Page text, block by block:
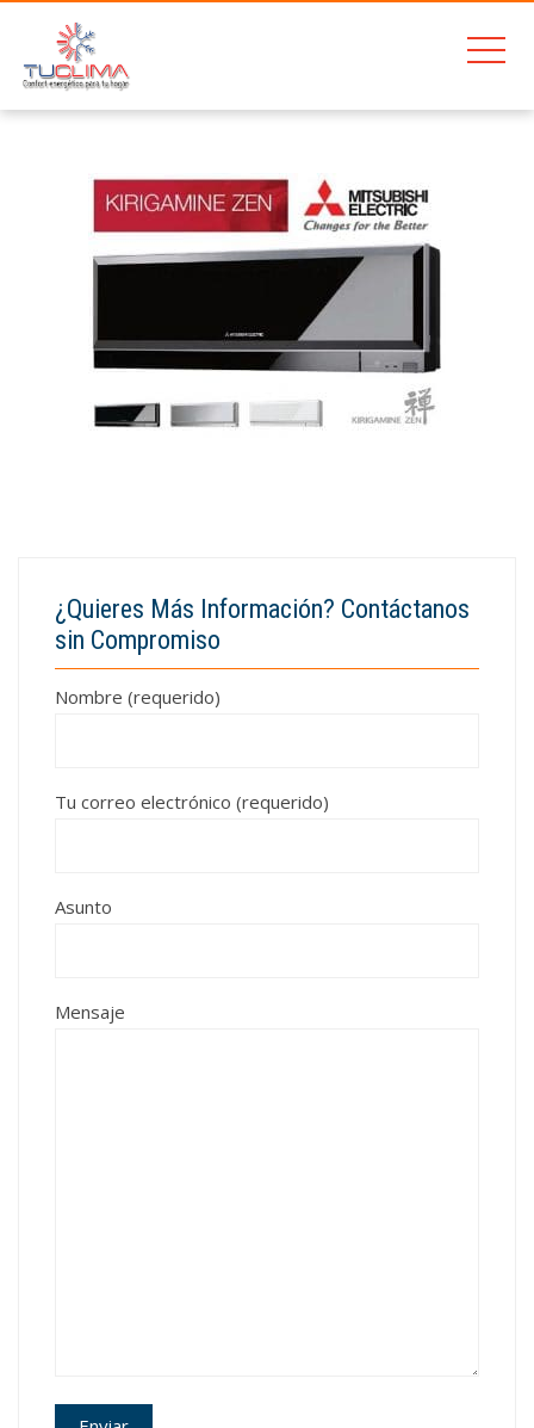
¿Quieres Más Información? Contáctanos
sin Compromiso
Nombre (requerido)
Tu correo electrónico (requerido)
Asunto
Mensaje